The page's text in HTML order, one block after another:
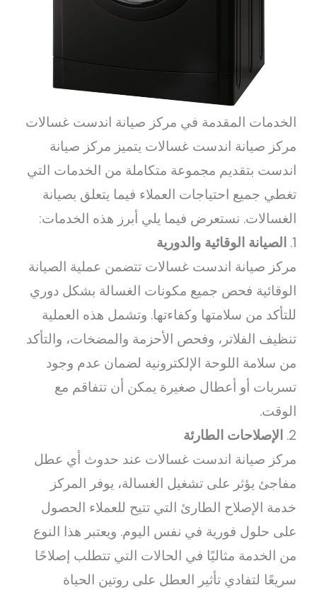
الخدمات المقدمة في مركز صيانة اندست غسالات
مركز صيانة اندست غسالات يتميز مركز صيانة
اندست بتقديم مجموعة متكاملة من الخدمات التي
تغطي جميع احتياجات العملاء فيما يتعلق بصيانة
الغسالات. نستعرض فيما يلي أبرز هذه الخدمات:
1. الصيانة الوقائية والدورية
مركز صيانة اندست غسالات تتضمن عملية الصيانة
الوقائية فحص جميع مكونات الغسالة بشكل دوري
للتأكد من سلامتها وكفاءتها. وتشمل هذه العملية
تنظيف الفلاتر، وفحص الأحزمة والمضخات، والتأكد
من سلامة اللوحة الإلكترونية لضمان عدم وجود
تسربات أو أعطال صغيرة يمكن أن تتفاقم مع
الوقت.
2. الإصلاحات الطارئة
مركز صيانة اندست غسالات عند حدوث أي عطل
مفاجئ يؤثر على تشغيل الغسالة، يوفر المركز
خدمة الإصلاح الطارئ التي تتيح للعملاء الحصول
على حلول فورية في نفس اليوم. ويعتبر هذا النوع
من الخدمة مثاليًا في الحالات التي تتطلب إصلاحًا
سريعًا لتفادي تأثير العطل على روتين الحياة